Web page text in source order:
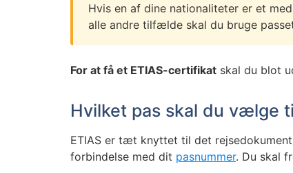
Hvis en af dine nationaliteter er et
alle andre tilfælde skal du bruge
For at få et ETIAS-certifikat skal du blot
Hvilket pas skal du vælge
ETIAS er tæt knyttet til det
forbindelse med dit pasnummer. Du skal